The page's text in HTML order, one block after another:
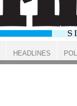
HEADLINES